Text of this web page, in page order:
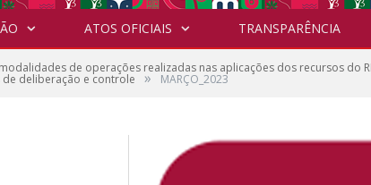
ATOS OFICIAIS TRANSPARÊNCIA
de operações realizadas nas aplicações dos recursos do
de deliberação e controle » MARÇO_2023